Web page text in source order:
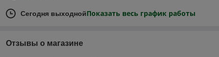
Сегодня выходнойПоказать весь график работы
Отзывы о магазине